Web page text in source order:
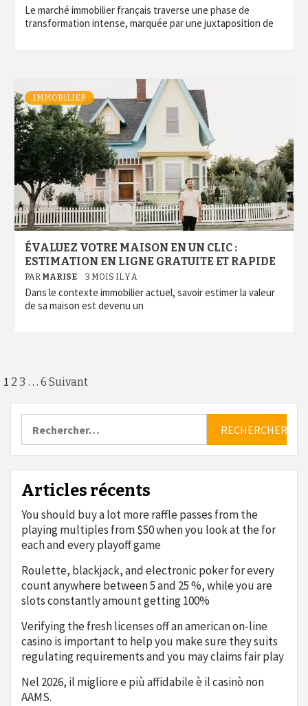
Le marché immobilier français traverse une phase de
transformation intense, marquée par une juxtaposition de
IMMOBILIER
ÉVALUEZ VOTRE MAISON EN UN CLIC :
ESTIMATION EN LIGNE GRATUITE ET RAPIDE
PAR MARISE 3 MOIS IL Y A
Dans le contexte immobilier actuel, savoir estimer la valeur
de sa maison est devenu un
Pagination
des
publications
1 2 3 … 6 Suivant
Articles récents
You should buy a lot more raffle passes from the
playing multiples from $50 when you look at the for
each and every playoff game
Roulette, blackjack, and electronic poker for every
count anywhere between 5 and 25 %, while you are
slots constantly amount getting 100%
Verifying the fresh licenses off an american on-line
casino is important to help you make sure they suits
regulating requirements and you may claims fair play
Nel 2026, il migliore e più affidabile è il casinò non
AAMS.